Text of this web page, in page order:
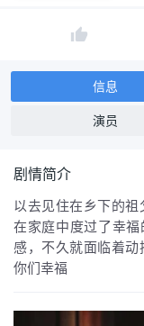
信息
演员
剧情简介
以去见住在乡下的
在家庭中度过了幸福
感，不久就面临着动
你们幸福